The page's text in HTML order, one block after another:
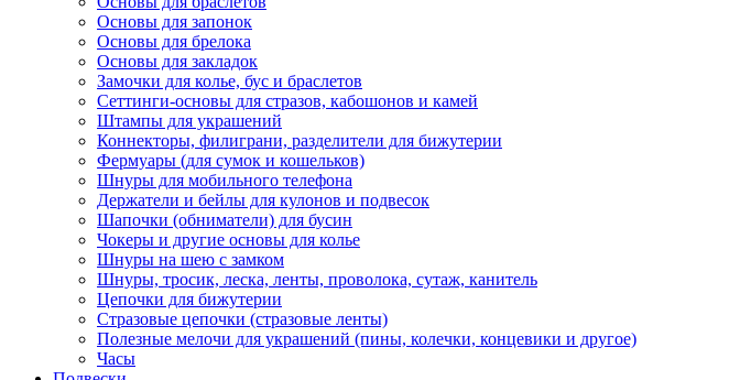
Основы для запонок
Основы для брелока
Основы для закладок
Замочки для колье, бус и браслетов
Сеттинги-основы для стразов, кабошонов и камей
Штампы для украшений
Коннекторы, филиграни, разделители для бижутерии
Фермуары (для сумок и кошельков)
Шнуры для мобильного телефона
Держатели и бейлы для кулонов и подвесок
Шапочки (обниматели) для бусин
Чокеры и другие основы для колье
Шнуры на шею с замком
Шнуры, тросик, леска, ленты, проволока, сутаж, канитель
Цепочки для бижутерии
Стразовые цепочки (стразовые ленты)
Полезные мелочи для украшений (пины, колечки, концевики и другое)
Часы